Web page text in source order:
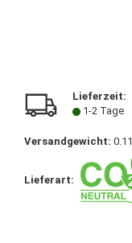
Lieferzeit:
1-2 Tage
Versandgewicht: 0.11
Lieferart: